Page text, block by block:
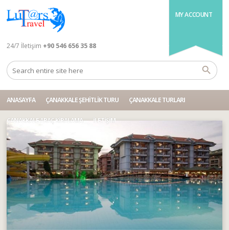
MY ACCOUNT
24/7 İletişim +90 546 656 35 88
ANASAYFA ÇANAKKALE ŞEHITLIK TURU ÇANAKKALE TURLARI
ÇANAKKALE ARAÇ KIRALAMA İLETIŞIM